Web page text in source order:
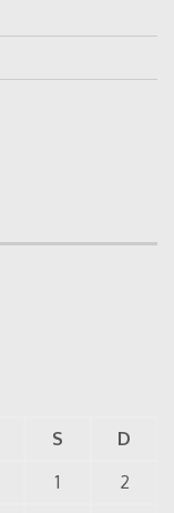
S
D
1
2